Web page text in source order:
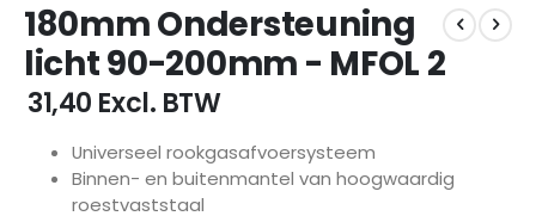
naar
het
begin
van
de
afbeeldingen-
gallerij
180mm Ondersteuning
licht 90-200mm - MFOL 2
€ 31,40 Excl. BTW
Universeel rookgasafvoersysteem
Binnen- en buitenmantel van hoogwaardig
roestvaststaal